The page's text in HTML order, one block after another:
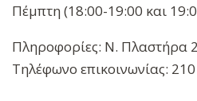
Πέμπτη (18:00-19:00 και
Πληροφορίες: Ν. Πλαστήρα
Τηλέφωνο επικοινωνίας: